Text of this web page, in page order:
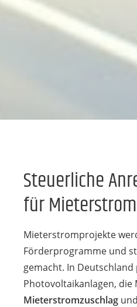
Steuerliche
für Mieterstrom
Mieterstromprojekte
Förderprogramme und
gemacht. In
Photovoltaikanlagen,
Mieterstromzuschlag und